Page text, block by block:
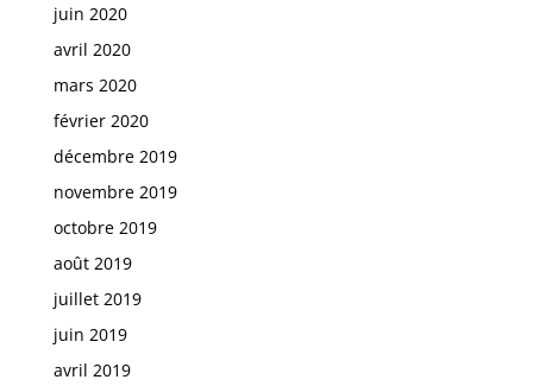
juin 2020
avril 2020
mars 2020
février 2020
décembre 2019
novembre 2019
octobre 2019
août 2019
juillet 2019
juin 2019
avril 2019